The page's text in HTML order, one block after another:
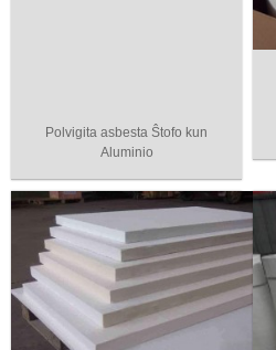
Polvigita asbesta Ŝtofo kun
Aluminio